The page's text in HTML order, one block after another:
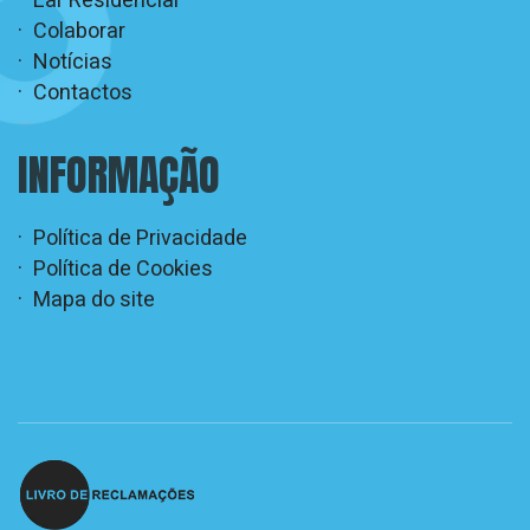
Colaborar
Notícias
Contactos
INFORMAÇÃO
Política de Privacidade
Política de Cookies
Mapa do site